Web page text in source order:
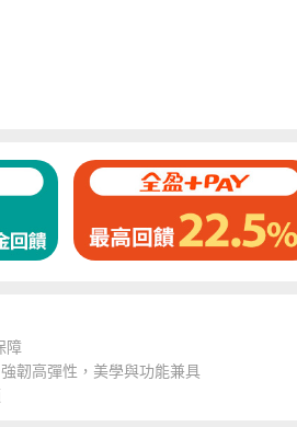
障
韌高彈性，美學與功能兼具